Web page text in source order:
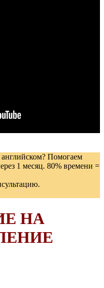
английском? Помогаем
1 месяц. 80% времени =
НА